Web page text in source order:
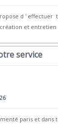
d ' effectuer
et entretien
service
paris et dans